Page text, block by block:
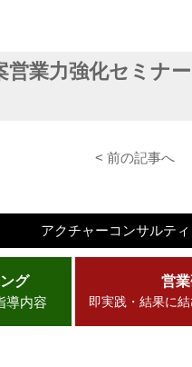
営業力強化セミナー
< 前の記事へ
アクチャーコンサルテ
グ
導内容
営
即実践・結果に